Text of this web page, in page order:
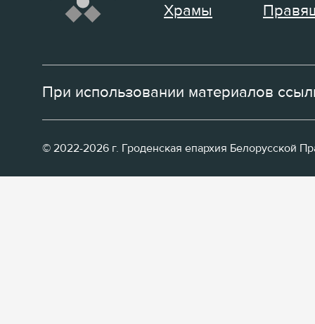
Храмы
При использовании материалов
© 2022-2026 г. Гроденская епархия Белорусской